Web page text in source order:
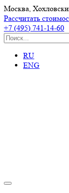
Москва,
Рассчитать
+7 (495) 741-14-60
RU
ENG